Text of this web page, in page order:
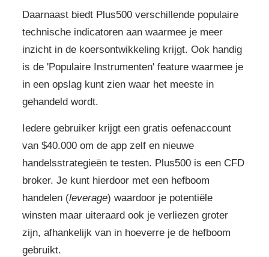
Daarnaast biedt Plus500 verschillende populaire
technische indicatoren aan waarmee je meer
inzicht in de koersontwikkeling krijgt. Ook handig
is de 'Populaire Instrumenten' feature waarmee je
in een opslag kunt zien waar het meeste in
gehandeld wordt.
Iedere gebruiker krijgt een gratis oefenaccount
van $40.000 om de app zelf en nieuwe
handelsstrategieën te testen. Plus500 is een CFD
broker. Je kunt hierdoor met een hefboom
handelen (leverage) waardoor je potentiële
winsten maar uiteraard ook je verliezen groter
zijn, afhankelijk van in hoeverre je de hefboom
gebruikt.